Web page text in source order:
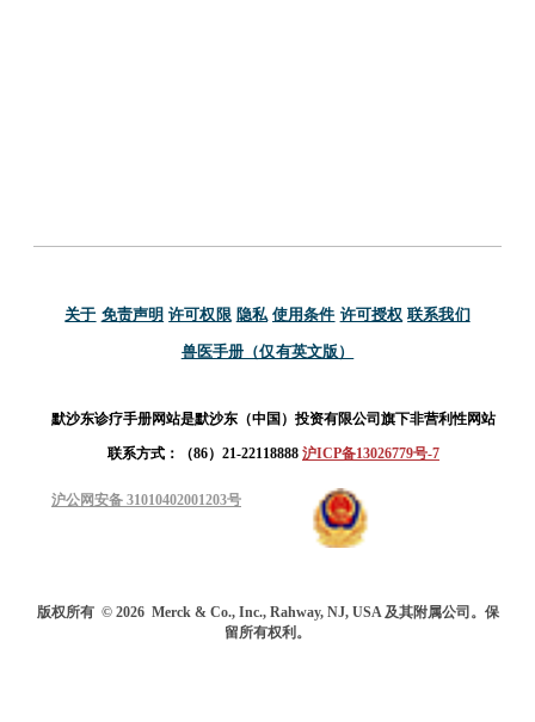
关于 免责声明 许可权限 隐私 使用条件 许可授权 联系我们
兽医手册（仅有英文版）
默沙东诊疗手册网站是默沙东（中国）投资有限公司旗下非营利性网站
联系方式：（86）21-22118888 沪ICP备13026779号-7
沪公网安备 31010402001203号
版权所有 © 2026 Merck & Co., Inc., Rahway, NJ, USA 及其附属公司。保
留所有权利。